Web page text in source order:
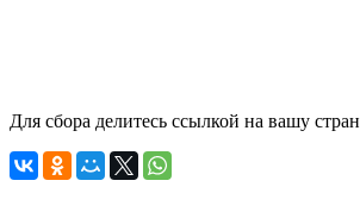
Для сбора делитесь ссылкой на вашу